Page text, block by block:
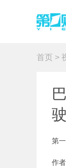
首页 >
第
作